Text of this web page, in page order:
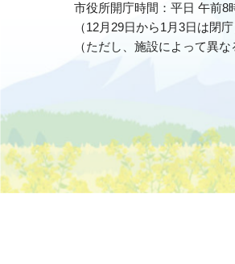
市役所開庁時間：平日 午前8
（12月29日から1月3日は閉庁
（ただし、施設によって異な